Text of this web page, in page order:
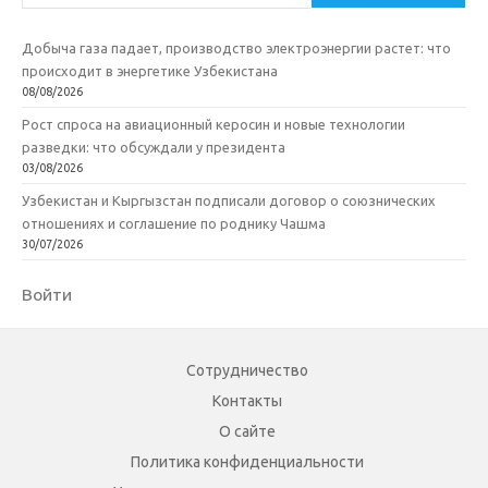
Добыча газа падает, производство электроэнергии растет: что
происходит в энергетике Узбекистана
08/08/2026
Рост спроса на авиационный керосин и новые технологии
разведки: что обсуждали у президента
03/08/2026
Узбекистан и Кыргызстан подписали договор о союзнических
отношениях и соглашение по роднику Чашма
30/07/2026
Войти
Сотрудничество
Контакты
О сайте
Политика конфиденциальности